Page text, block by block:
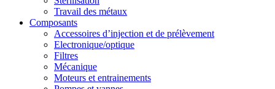
Travail des métaux
Composants
Accessoires d’injection et de prélèvement
Electronique/optique
Filtres
Mécanique
Moteurs et entrainements